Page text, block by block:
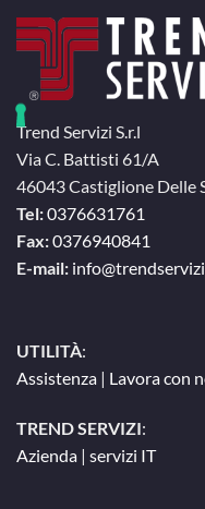
Trend Servizi S.r.l
Via C. Battisti 61/A
46043 Castiglione Delle
Tel:0376631761
Fax:0376940841
E-mail:
UTILITÀ:
Assistenza | Lavora con
TREND SERVIZI:
Azienda | servizi IT